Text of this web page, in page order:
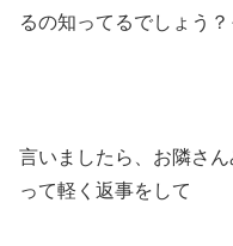
るの知ってるでしょう？
言いましたら、お隣さ
って軽く返事をして